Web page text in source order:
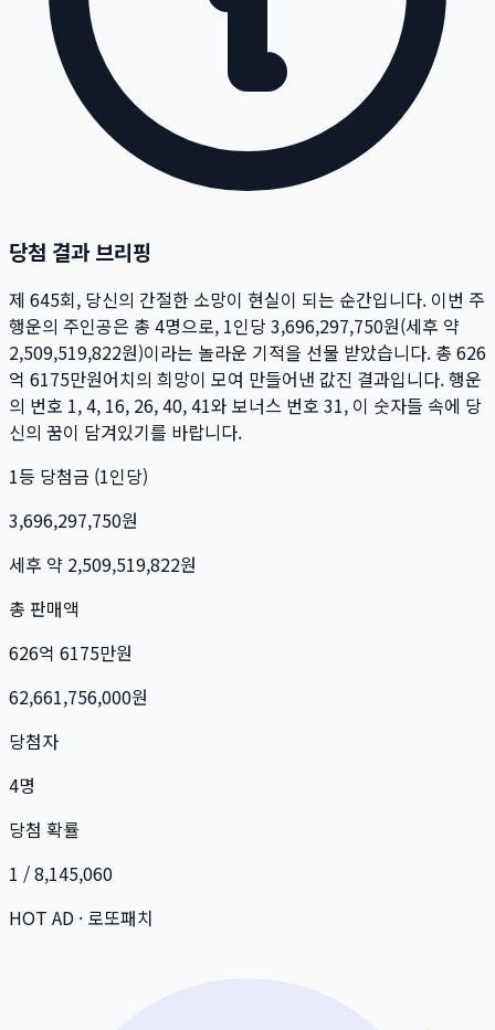
당첨 결과 브리핑
제 645회, 당신의 간절한 소망이 현실이 되는 순간입니다. 이번 주
행운의 주인공은 총 4명으로, 1인당3,696,297,750원(세후 약
2,509,519,822원)이라는 놀라운 기적을 선물 받았습니다. 총 626
억 6175만원어치의 희망이 모여 만들어낸 값진 결과입니다. 행운
의 번호 1, 4, 16, 26, 40, 41와 보너스 번호 31, 이 숫자들 속에 당
신의 꿈이 담겨있기를 바랍니다.
1등 당첨금 (1인당)
3,696,297,750원
세후 약 2,509,519,822원
총 판매액
626억 6175만원
62,661,756,000원
당첨자
4명
당첨 확률
1 / 8,145,060
HOT AD · 로또패치